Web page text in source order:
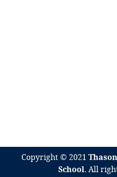
Copyright © 2021
School. All